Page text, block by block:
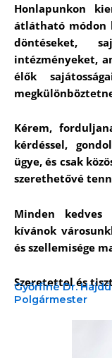
Honlapunkon
átlátható módon
döntéseket,
intézményeket,
élők
Kérem,
kérdéssel,
ügye, és csak
szerethetővé
Minden kedves
kívánok
és szellemisége
Szeretettel és
Győrfiné Dr.
Polgármester